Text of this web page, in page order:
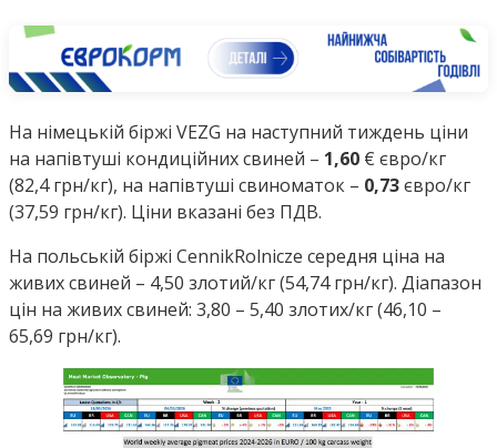
На німецькій біржі VEZG на наступний тиждень ціни
на напівтуші кондиційних свиней – 1,60 € євро/кг
(82,4 грн/кг), на напівтуші свиноматок – 0,73євро/кг
(37,59 грн/кг). Ціни вказані без ПДВ.
На польській біржі CennikRolnicze середня ціна на
живих свиней – 4,50 злотий/кг (54,74 грн/кг). Діапазон
цін на живих свиней: 3,80 – 5,40 злотих/кг (46,10 –
65,69 грн/кг).